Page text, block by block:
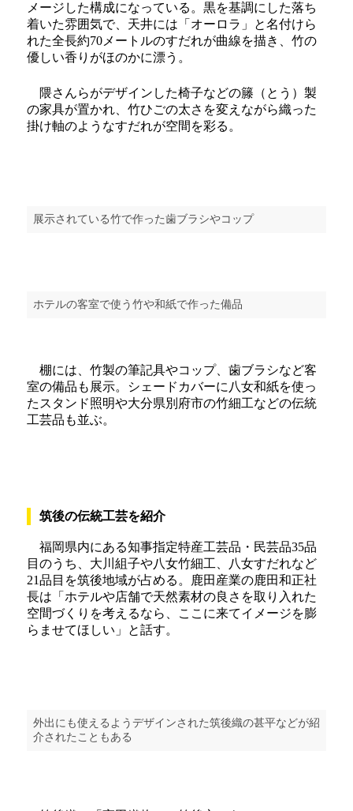
メージした構成になっている。黒を基調にした落ち
着いた雰囲気で、天井には「オーロラ」と名付けら
れた全長約70メートルのすだれが曲線を描き、竹の
優しい香りがほのかに漂う。
隈さんらがデザインした椅子などの籐（とう）製
の家具が置かれ、竹ひごの太さを変えながら織った
掛け軸のようなすだれが空間を彩る。
展示されている竹で作った歯ブラシやコップ
ホテルの客室で使う竹や和紙で作った備品
棚には、竹製の筆記具やコップ、歯ブラシなど客
室の備品も展示。シェードカバーに八女和紙を使っ
たスタンド照明や大分県別府市の竹細工などの伝統
工芸品も並ぶ。
筑後の伝統工芸を紹介
福岡県内にある知事指定特産工芸品・民芸品35品
目のうち、大川組子や八女竹細工、八女すだれなど
21品目を筑後地域が占める。鹿田産業の鹿田和正社
長は「ホテルや店舗で天然素材の良さを取り入れた
空間づくりを考えるなら、ここに来てイメージを膨
らませてほしい」と話す。
外出にも使えるようデザインされた筑後織の甚平などが紹
介されたこともある